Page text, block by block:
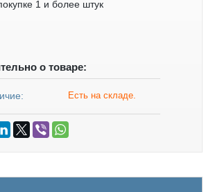
1 и более штук
о товаре:
Есть на складе.